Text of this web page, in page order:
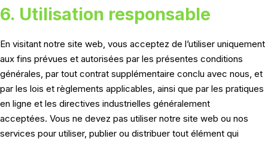
6. Utilisation responsable
En visitant notre site web, vous acceptez de l’utiliser uniquement
aux fins prévues et autorisées par les présentes conditions
générales, par tout contrat supplémentaire conclu avec nous, et
par les lois et règlements applicables, ainsi que par les pratiques
en ligne et les directives industrielles généralement
acceptées. Vous ne devez pas utiliser notre site web ou nos
services pour utiliser, publier ou distribuer tout élément qui